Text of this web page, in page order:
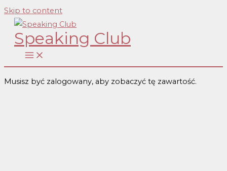
Skip to content
Speaking Club
Musisz być zalogowany, aby zobaczyć tę zawartość.